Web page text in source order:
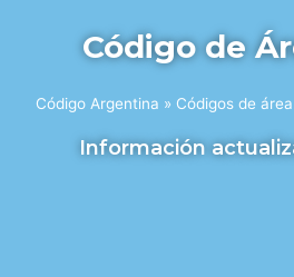
Código de
Código Argentina » Códigos de área
Información